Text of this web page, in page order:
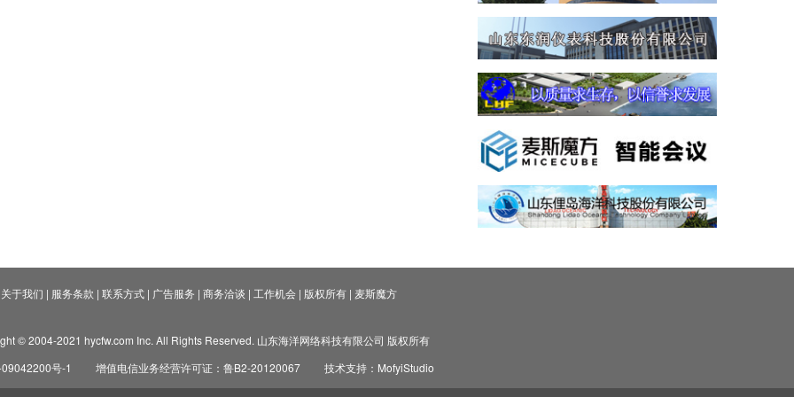
关于我们 | 服务条款 | 联系方式| 广告服务 | 商务洽谈 | 工作机会| 版权所有| 麦斯魔方
© 2004-2021 hycfw.com Inc. All Rights Reserved. 山东海洋网络科技有限公司 版权所有
号-1
增值电信业务经营许可证：鲁B2-20120067 技术支持：MofyiStudio